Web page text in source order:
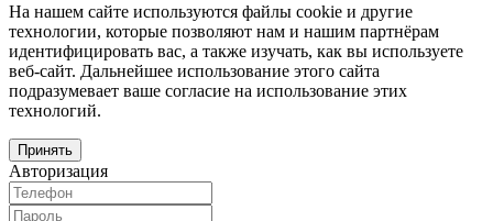
На нашем сайте используются файлы cookie и другие
технологии, которые позволяют нам и нашим партнёрам
идентифицировать вас, а также изучать, как вы используете
веб-сайт. Дальнейшее использование этого сайта
подразумевает ваше согласие на использование этих
технологий.
Принять
Авторизация